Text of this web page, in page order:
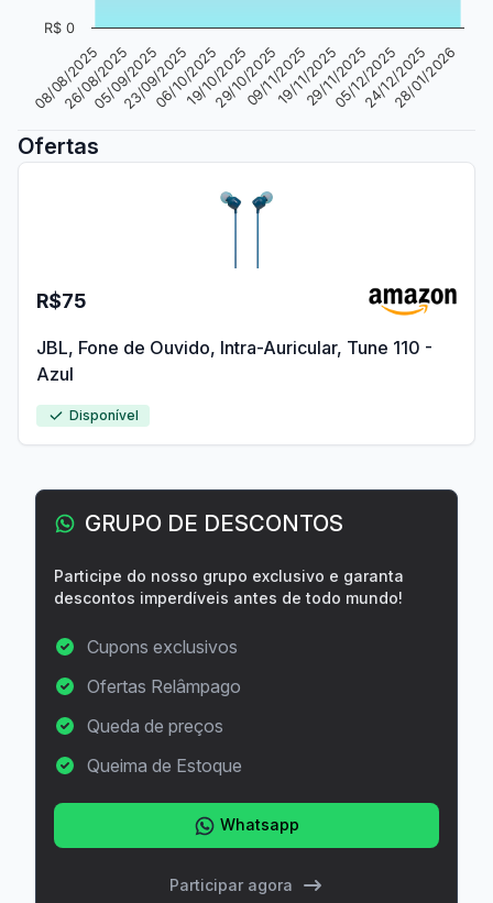
08/08/2025
26/08/2025
05/09/2025
23/09/2025
06/10/2025
19/10/2025
29/10/2025
09/11/2025
19/11/2025
29/11/2025
05/12/2025
24/12/2025
28/01/2026
R$ 0
Ofertas
R$75
JBL, Fone de Ouvido, Intra-Auricular, Tune 110 -
Azul
Disponível
GRUPO DE DESCONTOS
Participe do nosso grupo exclusivo e garanta
descontos imperdíveis antes de todo mundo!
Cupons exclusivos
Ofertas Relâmpago
Queda de preços
Queima de Estoque
Whatsapp
Participar agora